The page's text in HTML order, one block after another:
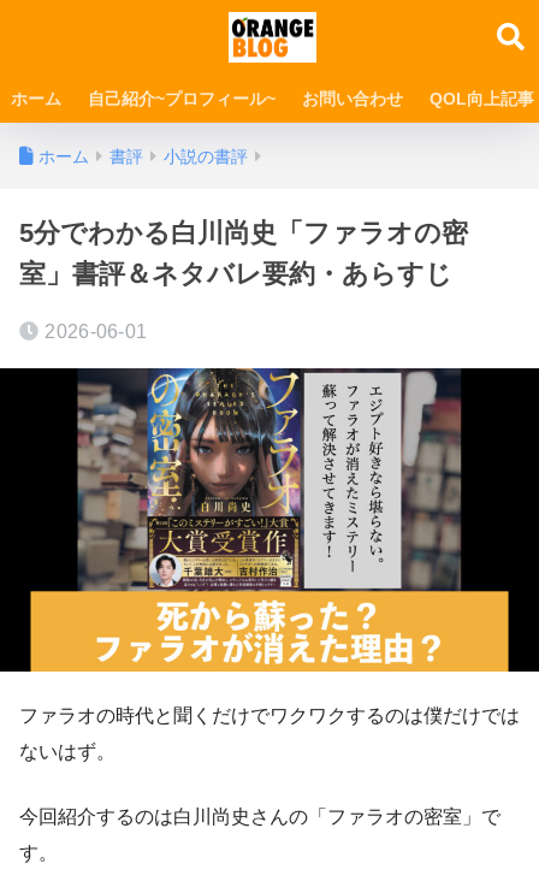
ホーム 自己紹介~プロフィール~ お問い合わせ QOL向上記事
ホーム 書評 小説の書評
5分でわかる白川尚史「ファラオの密
室」書評＆ネタバレ要約・あらすじ
2026-06-01
ファラオの時代と聞くだけでワクワクするのは僕だけでは
ないはず。
今回紹介するのは白川尚史さんの「ファラオの密室」で
す。